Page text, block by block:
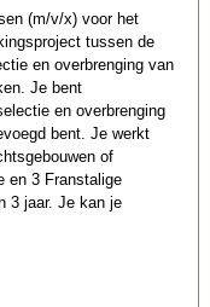
(m/v/x) voor het
tussen de
en overbrenging van
Je bent
en overbrenging
bent. Je werkt
of
en 3 Franstalige
3 jaar. Je kan je